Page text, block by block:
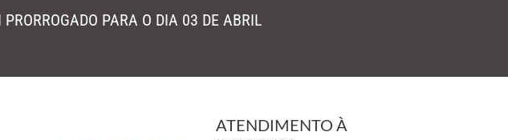
PARA O DIA 03 DE ABRIL
ATENDIMENTO À